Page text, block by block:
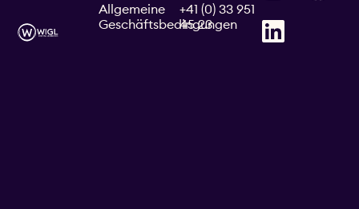
+41 (0) 33 951
45 23
Allgemeine
Geschäftsbedingungen